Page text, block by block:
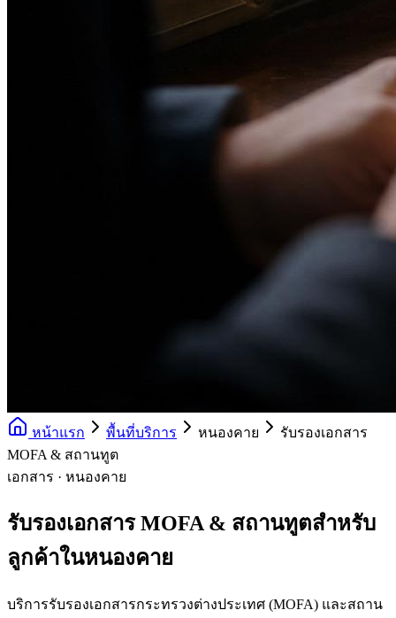
หน้าแรก พื้นที่บริการ หนองคาย
รับรองเอกสาร
MOFA & สถานทูต
เอกสาร · หนองคาย
รับรองเอกสาร MOFA & สถานทูตสำหรับ
ลูกค้าในหนองคาย
บริการรับรองเอกสารกระทรวงต่างประเทศ (MOFA) และสถาน